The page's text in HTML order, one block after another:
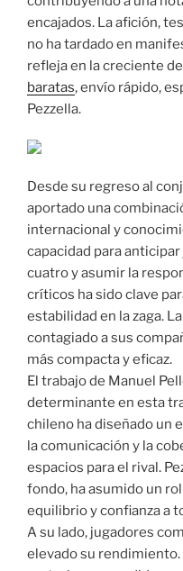
encajados. La afición,
no ha tardado en
refleja en la creciente
baratas, envío rápido,
Pezzella.
Desde su regreso al
aportado una
internacional y
capacidad para
cuatro y asumir la
críticos ha sido clave
estabilidad en la zaga.
contagiado a sus
más compacta y eficaz.
El trabajo de Manuel
determinante en esta
chileno ha diseñado un
la comunicación y la
espacios para el rival.
fondo, ha asumido un
equilibrio y confianza a
A su lado, jugadores
elevado su rendimiento.